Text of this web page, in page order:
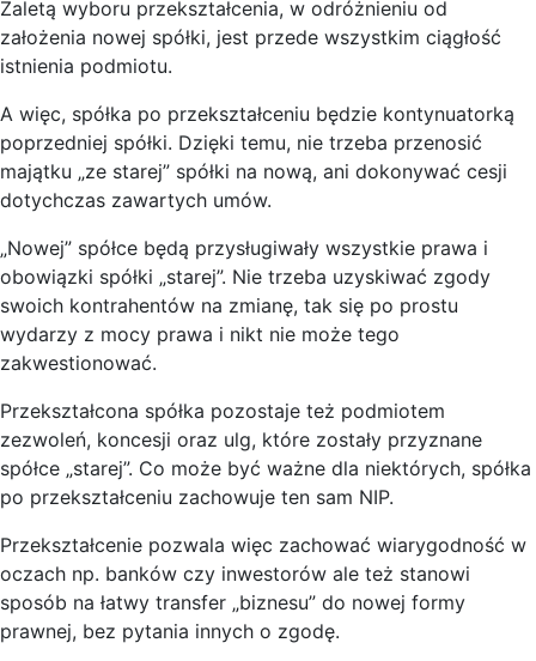
Zaletą wyboru przekształcenia, w odróżnieniu od
założenia nowej spółki, jest przede wszystkim ciągłość
istnienia podmiotu.
A więc, spółka po przekształceniu będzie kontynuatorką
poprzedniej spółki. Dzięki temu, nie trzeba przenosić
majątku „ze starej” spółki na nową, ani dokonywać cesji
dotychczas zawartych umów.
„Nowej” spółce będą przysługiwały wszystkie prawa i
obowiązki spółki „starej”. Nie trzeba uzyskiwać zgody
swoich kontrahentów na zmianę, tak się po prostu
wydarzy z mocy prawa i nikt nie może tego
zakwestionować.
Przekształcona spółka pozostaje też podmiotem
zezwoleń, koncesji oraz ulg, które zostały przyznane
spółce „starej”. Co może być ważne dla niektórych, spółka
po przekształceniu zachowuje ten sam NIP.
Przekształcenie pozwala więc zachować wiarygodność w
oczach np. banków czy inwestorów ale też stanowi
sposób na łatwy transfer „biznesu” do nowej formy
prawnej, bez pytania innych o zgodę.